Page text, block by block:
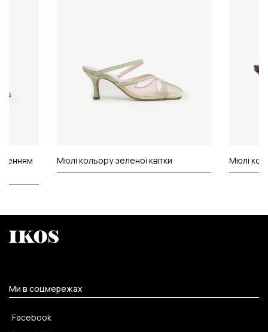
Мюлі кольору зеленої квітки Мюлі
Ми в соцмережах
Facebook